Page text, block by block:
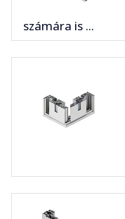
számára is ...